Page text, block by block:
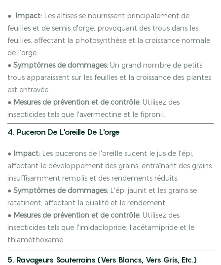
● Impact: Les altises se nourrissent principalement de
feuilles et de semis d'orge, provoquant des trous dans les
feuilles, affectant la photosynthèse et la croissance normale
de l'orge.
● Symptômes de dommages: Un grand nombre de petits
trous apparaissent sur les feuilles et la croissance des plantes
est entravée.
● Mesures de prévention et de contrôle: Utilisez des
insecticides tels que l'avermectine et le fipronil.
4. Puceron De L'oreille De L'orge
● Impact: Les pucerons de l'oreille sucent le jus de l'épi,
affectant le développement des grains, entraînant des grains
insuffisamment remplis et des rendements réduits.
● Symptômes de dommages: L'épi jaunit et les grains se
ratatinent, affectant la qualité et le rendement.
● Mesures de prévention et de contrôle: Utilisez des
insecticides tels que l'imidaclopride, l'acétamipride et le
thiaméthoxame.
5. Ravageurs Souterrains (vers Blancs, Vers Gris, Etc.)